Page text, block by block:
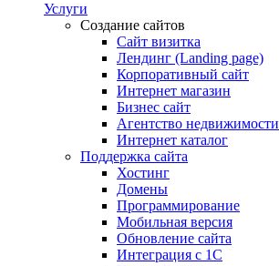
Услуги
Создание сайтов
Сайт визитка
Лендинг (Landing page)
Корпоративный сайт
Интернет магазин
Бизнес сайт
Агентство недвижимости
Интернет каталог
Поддержка сайта
Хостинг
Домены
Программирование
Мобильная версия
Обновление сайта
Интеграция с 1С